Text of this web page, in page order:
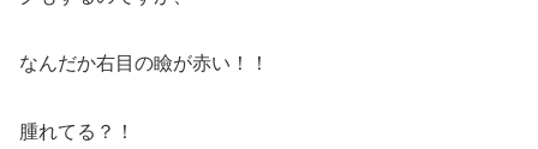
なんだか右目の瞼が赤い！！
腫れてる？！